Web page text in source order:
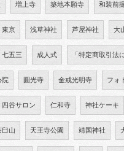
増上寺 築地本願寺 和装前
東京 浅草神社 芦屋神社 大
七五三 成人式 「特定商取引法
院 圓光寺 金戒光明寺 フォ
四谷サロン 仁和寺 神社ケーキ
臼山 天王寺公園 靖国神社